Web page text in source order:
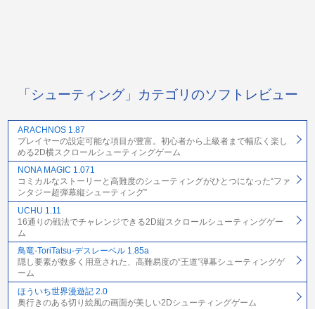
「シューティング」カテゴリのソフトレビュー
ARACHNOS 1.87
プレイヤーの設定可能な項目が豊富。初心者から上級者まで幅広く楽し
める2D横スクロールシューティングゲーム
NONA MAGIC 1.071
コミカルなストーリーと高難度のシューティングがひとつになった“ファ
ンタジー超弾幕縦シューティング”
UCHU 1.11
16通りの戦法でチャレンジできる2D縦スクロールシューティングゲー
ム
鳥竜-ToriTatsu-デスレーベル 1.85a
隠し要素が数多く用意された、高難易度の“王道”弾幕シューティングゲ
ーム
ほういち世界漫遊記 2.0
奥行きのある切り絵風の画面が美しい2Dシューティングゲーム